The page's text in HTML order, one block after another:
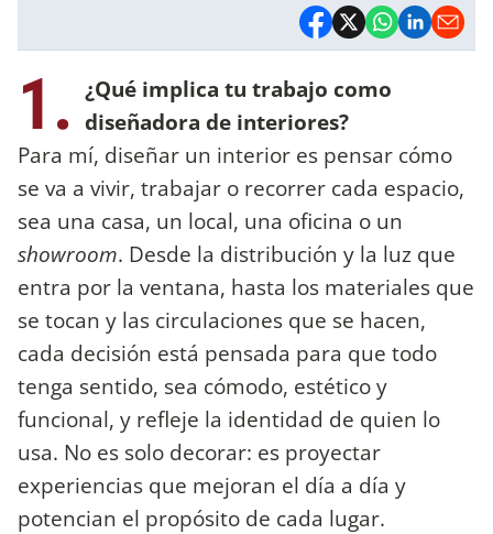
1. ¿Qué implica tu trabajo como
diseñadora de interiores?
Para mí, diseñar un interior es pensar cómo
se va a vivir, trabajar o recorrer cada espacio,
sea una casa, un local, una oficina o un
showroom. Desde la distribución y la luz que
entra por la ventana, hasta los materiales que
se tocan y las circulaciones que se hacen,
cada decisión está pensada para que todo
tenga sentido, sea cómodo, estético y
funcional, y refleje la identidad de quien lo
usa. No es solo decorar: es proyectar
experiencias que mejoran el día a día y
potencian el propósito de cada lugar.